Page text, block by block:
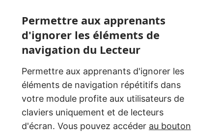
Permettre aux apprenants
d'ignorer les éléments de
navigation du Lecteur
Permettre aux apprenants d'ignorer les
éléments de navigation répétitifs dans
votre module profite aux utilisateurs de
claviers uniquement et de lecteurs
d'écran. Vous pouvez accéder au bouton